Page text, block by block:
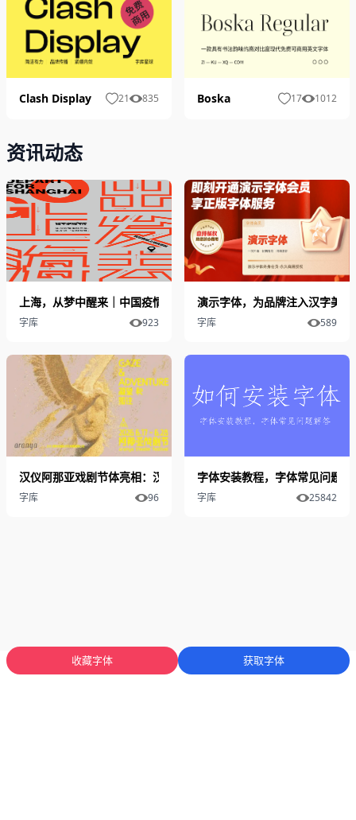
Clash Display 21 835 Boska 17 1012
资讯动态
上海，从梦中醒来｜中国疫情专用公益免费字体——锐字真言中国
字库 923
演示字体，为品牌注入汉字美学
字库 589
汉仪阿那亚戏剧节体亮相：汉仪股份持续探索字体IP与文旅融合创新
字库 96
字体安装教程，字体常见问题解
字库 25842
收藏字体 获取字体